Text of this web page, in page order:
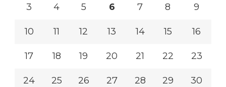
3 4 5 6 7 8 9
10 11 12 13 14 15 16
17 18 19 20 21 22 23
24 25 26 27 28 29 30